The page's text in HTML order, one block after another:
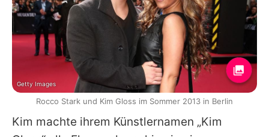
Kim machte ihrem Künstlernamen „Kim
Getty Images
Rocco Stark und Kim Gloss im Sommer 2013 in Berlin